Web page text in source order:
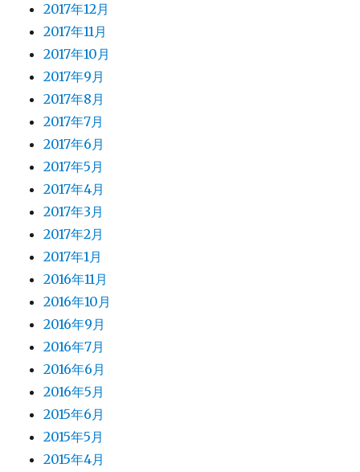
2017年12月
2017年11月
2017年10月
2017年9月
2017年8月
2017年7月
2017年6月
2017年5月
2017年4月
2017年3月
2017年2月
2017年1月
2016年11月
2016年10月
2016年9月
2016年7月
2016年6月
2016年5月
2015年6月
2015年5月
2015年4月